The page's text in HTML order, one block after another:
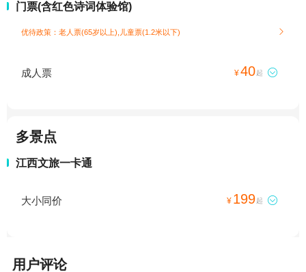
门票(含红色诗词体验馆)
优待政策：老人票(65岁以上),儿童票(1.2米以下) 
成人票 ¥40起 
多景点
江西文旅一卡通
大小同价 ¥ 199起 
用户评论